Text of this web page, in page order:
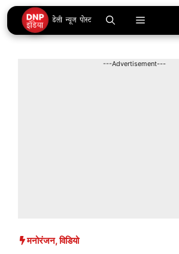
Skip
to
content
Menu
---Advertisement---
मनोरंजन,विडियो